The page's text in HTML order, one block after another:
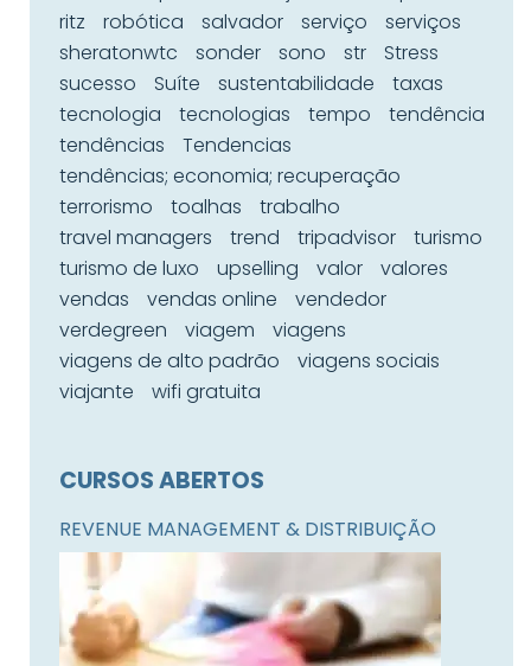
ritz
robótica salvador serviço
serviços
sheratonwtc
sonder sono str
Stress
sucesso
Suíte sustentabilidade
taxas
tecnologia
tecnologias tempo
tendência
tendências
Tendencias
tendências; economia; recuperação
terrorismo
toalhas
trabalho
travel managers
trend tripadvisor
turismo
turismo de luxo
upselling valor
valores
vendas
vendas online
vendedor
verdegreen
viagem
viagens
viagens de alto padrão
viagens sociais
viajante
wifi gratuita
CURSOS ABERTOS
REVENUE MANAGEMENT & DISTRIBUIÇÃO